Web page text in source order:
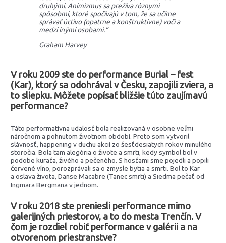
druhými. Animizmus sa prežíva rôznymi
spôsobmi, ktoré spočívajú v tom, že sa učíme
správať úctivo (opatrne a konštruktívne) voči a
medzi inými osobami.“
Graham Harvey
V roku 2009 ste do performance Burial – fest
(Kar), ktorý sa odohrával v Česku, zapojili zviera, a
to sliepku. Môžete popísať bližšie túto zaujímavú
performance?
Táto performatívna udalosť bola realizovaná v osobne veľmi
náročnom a pohnutom životnom období. Preto som vytvoril
slávnosť, happening v duchu akcií zo šesťdesiatych rokov minulého
storočia. Bola tam alegória o živote a smrti, kedy symbol bol v
podobe kuraťa, živého a pečeného. S hosťami sme pojedli a popili
červené víno, porozprávali sa o zmysle bytia a smrti. Bol to Kar
a oslava života, Danse Macabre (Tanec smrti) a Siedma pečať od
Ingmara Bergmana v jednom.
V roku 2018 ste preniesli performance mimo
galerijných priestorov, a to do mesta Trenčín. V
čom je rozdiel robiť performance v galérii a na
otvorenom priestranstve?